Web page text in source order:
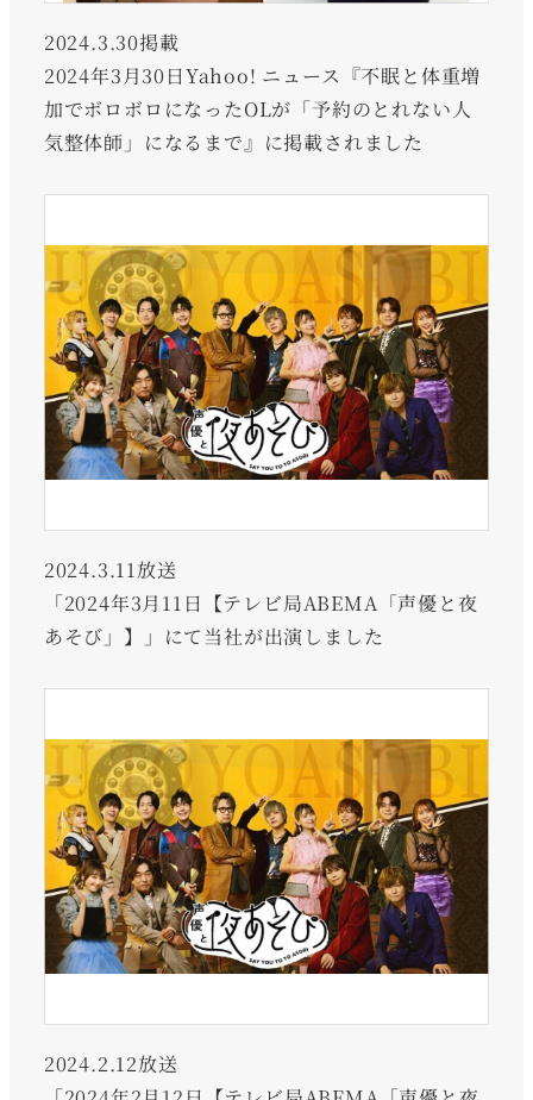
2024.3.30掲載
2024年3月30日Yahoo! ニュース『不眠と体重増
加でボロボロになったOLが「予約のとれない人
気整体師」になるまで』に掲載されました
2024.3.11放送
「2024年3月11日【テレビ局ABEMA「声優と夜
あそび」】」にて当社が出演しました
2024.2.12放送